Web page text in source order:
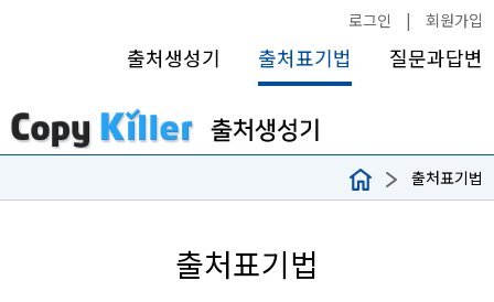
로그인 | 회원가입
출처생성기 출처표기법 질문과답변
출처표기법
출처표기법